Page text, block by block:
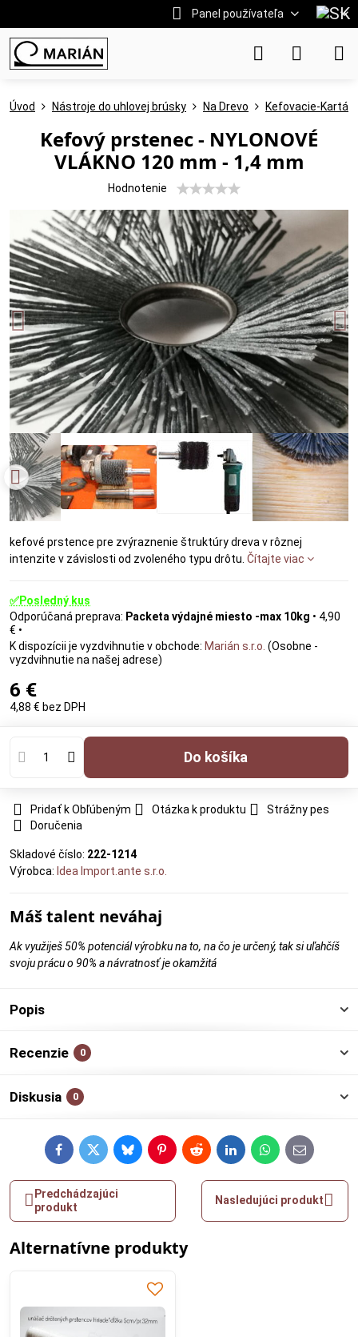
Panel používateľa
Úvod Nástroje do uhlovej brúsky Na Drevo Kefovacie-
Kefový prstenec - NYLONOVÉ
VLÁKNO 120 mm - 1,4 mm
Hodnotenie
kefové prstence pre zvýraznenie štruktúry dreva v rôznej
intenzite v závislosti od zvoleného typu drôtu. Čítajte viac
✅Posledný kus
Packeta výdajné miesto -max 10kg • 4,90
€ •
Marián s.r.o. (Osobne -
vyzdvihnutie na našej adrese)
6 €
4,88 € bez DPH
Do košíka
Pridať k Obľúbeným Otázka k produktu
Strážny pes
Doručenia
Skladové číslo: 222-1214
Výrobca: Idea Import.ante s.r.o.
Máš talent neváhaj
Ak využiješ 50% potenciál výrobku na to, na čo je určený, tak si uľahčíš
svoju prácu o 90% a návratnosť je okamžitá
Popis
Recenzie 0
Diskusia 0
FacebookTwitterBlueskyPinterestRedditLinkedInWhatsApp
E-
mail
Predchádzajúci
produkt
Nasledujúci produkt
Alternatívne produkty